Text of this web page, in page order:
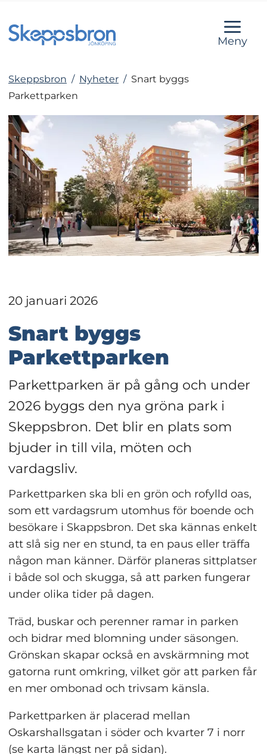
Meny
Skeppsbron / Nyheter / Snart byggs
Parkettparken
20 januari 2026
Snart byggs
Parkettparken
Parkettparken är på gång och under
2026 byggs den nya gröna park i
Skeppsbron. Det blir en plats som
bjuder in till vila, möten och
vardagsliv.
Parkettparken ska bli en grön och rofylld oas,
som ett vardagsrum utomhus för boende och
besökare i Skappsbron. Det ska kännas enkelt
att slå sig ner en stund, ta en paus eller träffa
någon man känner. Därför planeras sittplatser
i både sol och skugga, så att parken fungerar
under olika tider på dagen.
Träd, buskar och perenner ramar in parken
och bidrar med blomning under säsongen.
Grönskan skapar också en avskärmning mot
gatorna runt omkring, vilket gör att parken får
en mer ombonad och trivsam känsla.
Parkettparken är placerad mellan
Oskarshallsgatan i söder och kvarter 7 i norr
(se karta längst ner på sidan).